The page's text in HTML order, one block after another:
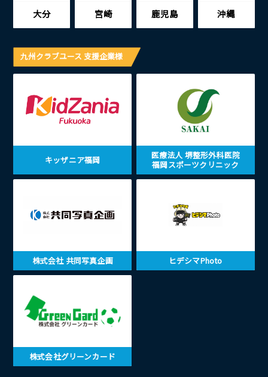
大分 宮崎 鹿児島 沖縄
九州クラブユース 支援企業様
キッザニア福岡
医療法人 堺整形外科医院
福岡スポーツクリニック
株式会社 共同写真企画 ヒデシマPhoto
株式会社グリーンカード